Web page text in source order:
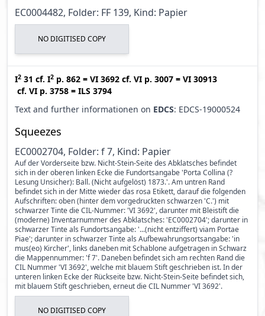
EC0004482, Folder: FF 139, Kind: Papier
NO DIGITISED COPY
I2 31 cf. I2 p. 862 = VI 3692 cf. VI p. 3007 = VI 30913
cf. VI p. 3758 = ILS 3794
Text and further informationen on EDCS: EDCS-19000524
Squeezes
EC0002704, Folder: f 7, Kind: Papier
Auf der Vorderseite bzw. Nicht-Stein-Seite des Abklatsches befindet
sich in der oberen linken Ecke die Fundortsangabe 'Porta Collina (?
Lesung Unsicher): Ball. (Nicht aufgelöst) 1873.'. Am untren Rand
befindet sich in der Mitte wieder das rosa Etikett, darauf die folgenden
Aufschriften: oben (hinter dem vorgedruckten schwarzen 'C.') mit
schwarzer Tinte die CIL-Nummer: 'VI 3692', darunter mit Bleistift die
(moderne) Inventarnummer des Abklatsches: 'EC0002704'; darunter in
schwarzer Tinte als Fundortsangabe: '...(nicht entziffert) viam Portae
Piae'; darunter in schwarzer Tinte als Aufbewahrungsortsangabe: 'in
mus(eo) Kircher', links daneben mit Schablone aufgetragen in Schwarz
die Mappennummer: 'f 7'. Daneben befindet sich am rechten Rand die
CIL Nummer 'VI 3692', welche mit blauem Stift geschrieben ist. In der
unteren linken Ecke der Rückseite bzw. Nicht-Stein-Seite befindet sich,
mit blauem Stift geschrieben, erneut die CIL Nummer 'VI 3692'.
NO DIGITISED COPY